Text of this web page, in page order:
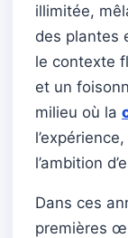
illimitée,
des plantes
le contexte
et un
milieu où la
l’ambition
Dans ces
premières